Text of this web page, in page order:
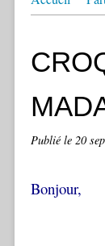
Publié le 20
Bonjour,